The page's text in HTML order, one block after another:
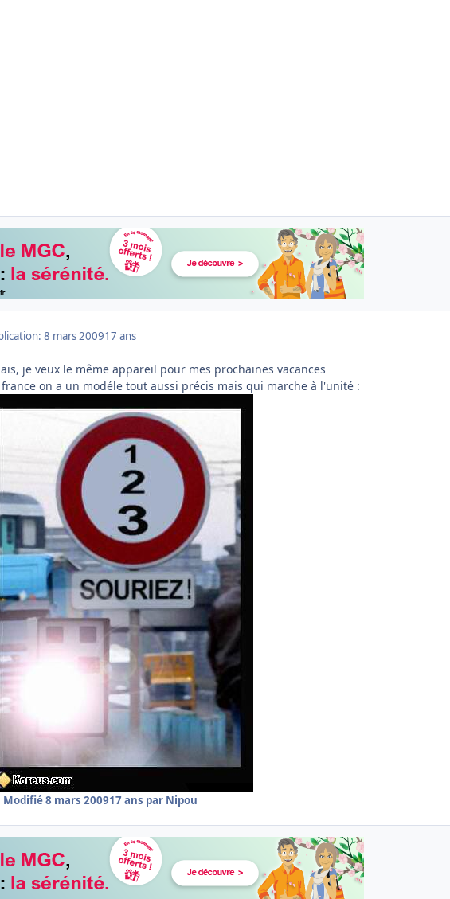
8 mars 200917 ans
je veux le même appareil pour mes prochaines vacances
france on a un modéle tout aussi précis mais qui marche à l'unité :
Modifié8 mars 200917 ans par Nipou